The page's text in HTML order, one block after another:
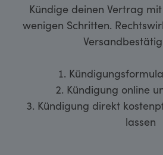
Kündige deinen Vertrag
wenigen Schritten.
Kündigung online
Kündigung direkt
lassen